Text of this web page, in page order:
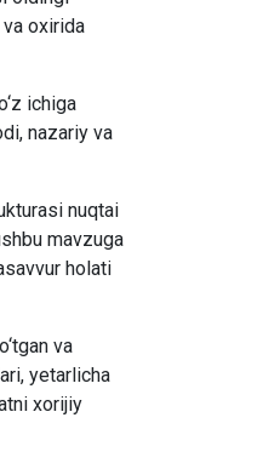
oxirida
ichiga
nazariy va
nuqtai
mavzuga
holati
va
yetarlicha
xorijiy